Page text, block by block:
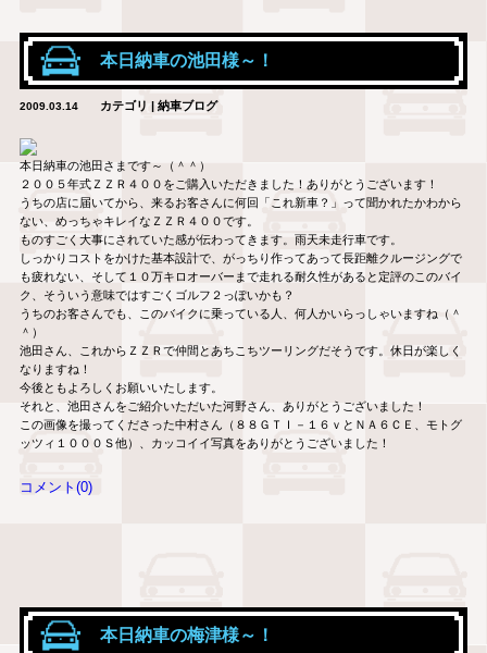
本日納車の池田様～！
2009.03.14 カテゴリ | 納車ブログ
本日納車の池田さまです～（＾＾）
２００５年式ＺＺＲ４００をご購入いただきました！ありがとうございます！
うちの店に届いてから、来るお客さんに何回「これ新車？」って聞かれたかわから
ない、めっちゃキレイなＺＺＲ４００です。
ものすごく大事にされていた感が伝わってきます。雨天未走行車です。
しっかりコストをかけた基本設計で、がっちり作ってあって長距離クルージングで
も疲れない、そして１０万キロオーバーまで走れる耐久性があると定評のこのバイ
ク、そういう意味ではすごくゴルフ２っぽいかも？
うちのお客さんでも、このバイクに乗っている人、何人かいらっしゃいますね（＾
＾）
池田さん、これからＺＺＲで仲間とあちこちツーリングだそうです。休日が楽しく
なりますね！
今後ともよろしくお願いいたします。
それと、池田さんをご紹介いただいた河野さん、ありがとうございました！
この画像を撮ってくださった中村さん（８８ＧＴＩ－１６ｖとＮＡ６ＣＥ、モトグ
ッツィ１０００Ｓ他）、カッコイイ写真をありがとうございました！
コメント(0)
本日納車の梅津様～！